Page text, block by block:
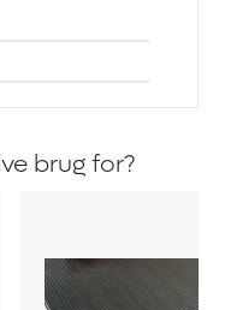
brug for?